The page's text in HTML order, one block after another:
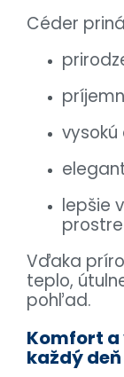
Céder
lepšie
Vďaka
teplo,
pohľad.
Komfort
každý deň